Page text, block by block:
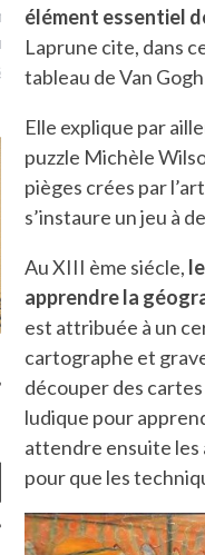
comment ? "
je ne parle presque que
élément essentiel
Laprune cite, dans
tableau de Van
Elle explique par
puzzle Michèle
pièges crées par
s’instaure un jeu à
Au XIII ème siécle,
apprendre la
est attribuée à un
cartographe et
découper des
ludique pour
attendre ensuite les
pour que les